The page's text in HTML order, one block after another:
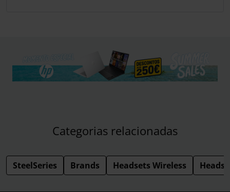
Categorias relacionadas
SteelSeries Brands Headsets Wireless